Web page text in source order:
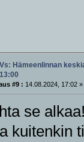
Vs: Hämeenlinnan
13:00
#9 : 14.08.2024, 17:02 »
se
kuitenkin